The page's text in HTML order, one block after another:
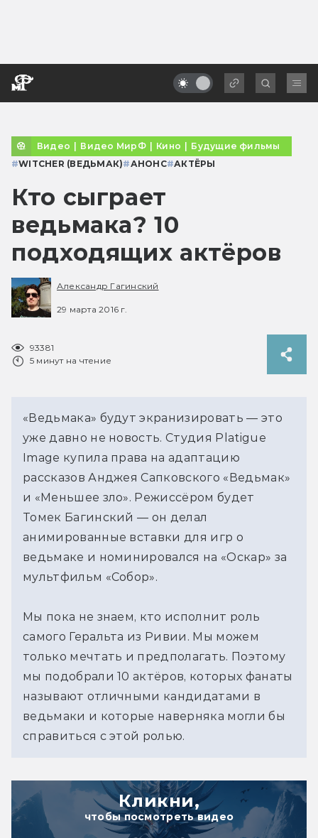
Видео | Видео МирФ | Кино | Будущие фильмы
#WITCHER (ВЕДЬМАК)#АНОНС#АКТЁРЫ
Кто сыграет
ведьмака? 10
подходящих актёров
Александр Гагинский
29 марта 2016 г.
93381
5 минут на чтение
«Ведьмака» будут экранизировать — это
уже давно не новость. Студия Platigue
Image купила права на адаптацию
рассказов Анджея Сапковского «Ведьмак»
и «Меньшее зло». Режиссёром будет
Томек Багинский — он делал
анимированные вставки для игр о
ведьмаке и номинировался на «Оскар» за
мультфильм «Собор».
Мы пока не знаем, кто исполнит роль
самого Геральта из Ривии. Мы можем
только мечтать и предполагать. Поэтому
мы подобрали 10 актёров, которых фанаты
называют отличными кандидатами в
ведьмаки и которые наверняка могли бы
справиться с этой ролью.
Кликни,
чтобы посмотреть видео